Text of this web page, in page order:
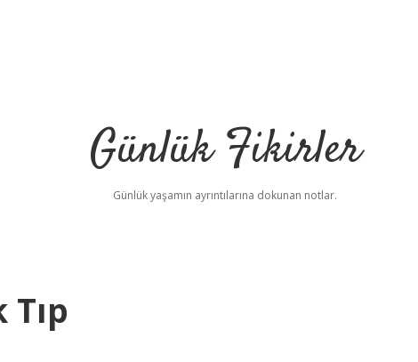
Günlük Fikirler
Günlük yaşamın ayrıntılarına dokunan notlar.